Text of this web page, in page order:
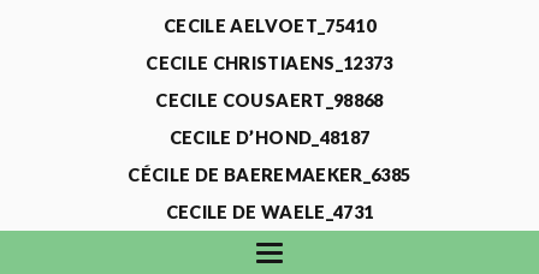
CECILE AELVOET_75410
CECILE CHRISTIAENS_12373
CECILE COUSAERT_98868
CECILE D’HOND_48187
CÉCILE DE BAEREMAEKER_6385
CECILE DE WAELE_4731
CECILE DEVOS_115318